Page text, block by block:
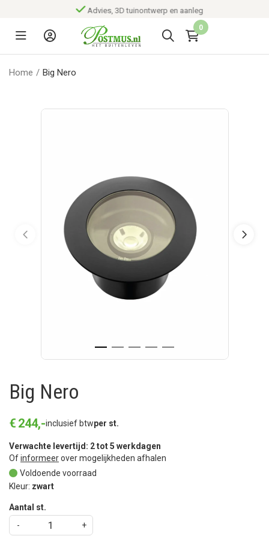
Advies, 3D tuinontwerp en aanleg
0
Home / Big Nero
Big Nero
€ 244,-inclusief btwper st.
Verwachte levertijd: 2 tot 5 werkdagen
Ofinformeerover mogelijkheden afhalen
Voldoende voorraad
Kleur: zwart
Aantal st.